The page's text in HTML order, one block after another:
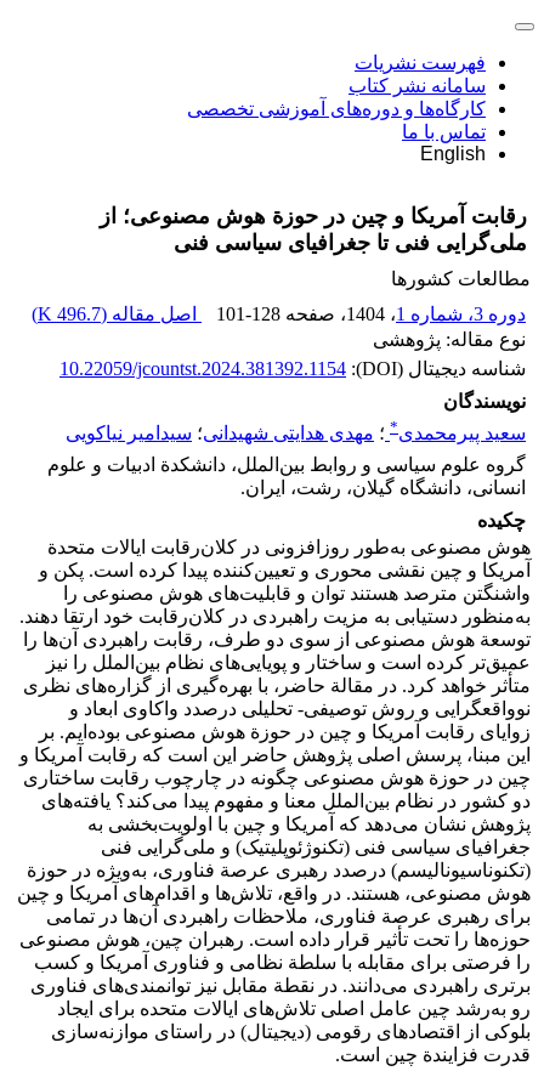
فهرست نشریات
سامانه نشر کتاب
کارگاه‌ها و دوره‌های آموزشی تخصصی
تماس با ما
English
رقابت آمریکا و چین در حوزة هوش مصنوعی؛ از
ملی‌گرایی فنی تا جغرافیای سیاسی فنی
مطالعات کشورها
دوره 3، شماره 1
، 1404 ، صفحه 101-128 اصل مقاله (496.7 K
)
نوع مقاله: پژوهشی
شناسه دیجیتال (DOI):
10.22059/jcountst.2024.381392.1154
نویسندگان
سعید پیرمحمدی* ؛ مهدی هدایتی شهیدانی؛ سیدامیر نیاکویی
گروه علوم سیاسی و روابط بین‌الملل، دانشکدة ادبیات و علوم
انسانی، دانشگاه گیلان، رشت، ایران.
چکیده
هوش مصنوعی به‌طور روزافزونی در کلان‌رقابت ایالات متحدة
آمریکا و چین نقشی محوری و تعیین‌کننده پیدا کرده است. پکن و
واشنگتن مترصد هستند توان و قابلیت‌های هوش مصنوعی را
به‌منظور دستیابی به مزیت راهبردی در کلان‌رقابت خود ارتقا دهند.
توسعة هوش مصنوعی از سوی دو طرف، رقابت راهبردی آن‌ها را
عمیق‌تر کرده است و ساختار و پویایی‌های نظام بین‌الملل را نیز
متأثر خواهد کرد. در مقالة حاضر، با بهره‌گیری از گزاره‌های نظری
نوواقعگرایی و روش توصیفی- تحلیلی درصدد واکاوی ابعاد و
زوایای رقابت آمریکا و چین در حوزة هوش مصنوعی بوده‌ایم. بر
این مبنا، پرسش اصلی پژوهش حاضر این است که رقابت آمریکا و
چین در حوزة هوش مصنوعی چگونه در چارچوب رقابت ساختاری
دو کشور در نظام بین‌الملل معنا و مفهوم پیدا می‌کند؟ یافته‌های
پژوهش نشان می‌دهد که آمریکا و چین با اولویت‌بخشی به
جغرافیای سیاسی فنی (تکنوژئوپلیتیک) و ملی‌گرایی فنی
(تکنوناسیونالیسم) درصدد رهبری عرصة فناوری، به‌ویژه در حوزة
هوش مصنوعی، هستند. در واقع، تلاش‌ها و اقدام‌های آمریکا و چین
برای رهبری عرصة فناوری، ملاحظات راهبردی آن‌ها در تمامی
حوزه‌ها را تحت تأثیر قرار داده است. رهبران چین، هوش مصنوعی
را فرصتی برای مقابله با سلطة نظامی و فناوری آمریکا و کسب
برتری راهبردی می‌دانند. در نقطة مقابل نیز توانمندی‌های فناوری
رو به‌رشد چین عامل اصلی تلاش‌های ایالات متحده برای ایجاد
بلوکی از اقتصادهای رقومی (دیجیتال) در راستای موازنه‌سازی
قدرت فزایندة چین است.